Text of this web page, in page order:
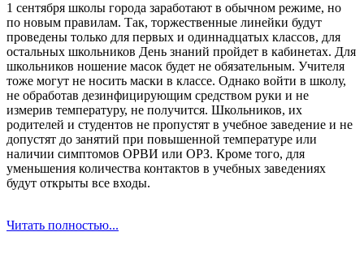
1 сентября школы города заработают в обычном режиме, но
по новым правилам. Так, торжественные линейки будут
проведены только для первых и одиннадцатых классов, для
остальных школьников День знаний пройдет в кабинетах. Для
школьников ношение масок будет не обязательным. Учителя
тоже могут не носить маски в классе. Однако войти в школу,
не обработав дезинфицирующим средством руки и не
измерив температуру, не получится. Школьников, их
родителей и студентов не пропустят в учебное заведение и не
допустят до занятий при повышенной температуре или
наличии симптомов ОРВИ или ОРЗ. Кроме того, для
уменьшения количества контактов в учебных заведениях
будут открыты все входы.
Читать полностью...